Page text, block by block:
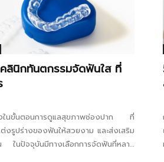
ลินิกทันตกรรมจัดฟันใส ที่
ในขั้นตอนการดูแลสุขภาพช่องปาก ที่
งรูปร่างของฟันให้สวยงาม และส่งเสริม
ในปัจจุบันมีทางเลือกการจัดฟันที่หลาก